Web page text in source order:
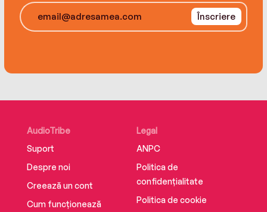
Înscriere
AudioTribe
Suport
Despre noi
Creează un cont
Cum funcționează
Legal
ANPC
Politica de
confidențialitate
Politica de cookie